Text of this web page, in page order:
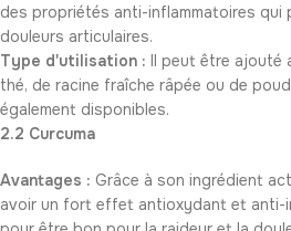
des propriétés anti-inflammatoires qui
douleurs articulaires.
Type d'utilisation : Il peut être ajouté
thé, de racine fraîche râpée ou de
également disponibles.
2.2 Curcuma
Avantages : Grâce à son ingrédient
avoir un fort effet antioxydant et anti-